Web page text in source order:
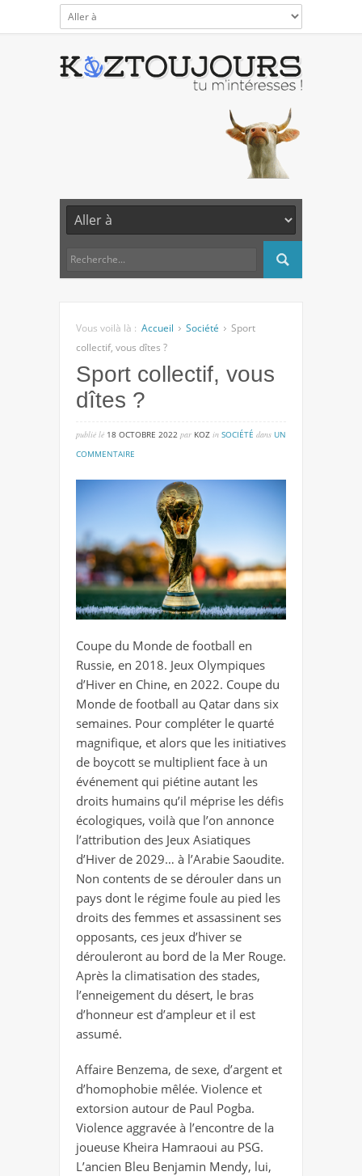
Vous voilà là : Accueil Société
Sport
collectif, vous dîtes ?
Sport collectif, vous
dîtes ?
publié lé 18 OCTOBRE 2022 par KOZ in SOCIÉTÉ dans UN
COMMENTAIRE
collectif,
?
Coupe du Monde de football en
Russie, en 2018. Jeux Olympiques
d’Hiver en Chine, en 2022. Coupe du
Monde de football au Qatar dans six
semaines. Pour compléter le quarté
magnifique, et alors que les initiatives
de boycott se multiplient face à un
événement qui piétine autant les
droits humains qu’il méprise les défis
écologiques, voilà que l’on annonce
l’attribution des Jeux Asiatiques
d’Hiver de 2029… à l’Arabie Saoudite.
Non contents de se dérouler dans un
pays dont le régime foule au pied les
droits des femmes et assassinent ses
opposants, ces jeux d’hiver se
dérouleront au bord de la Mer Rouge.
Après la climatisation des stades,
l’enneigement du désert, le bras
d’honneur est d’ampleur et il est
assumé.
Affaire Benzema, de sexe, d’argent et
d’homophobie mêlée. Violence et
extorsion autour de Paul Pogba.
Violence aggravée à l’encontre de la
joueuse Kheira Hamraoui au PSG.
L’ancien Bleu Benjamin Mendy, lui,